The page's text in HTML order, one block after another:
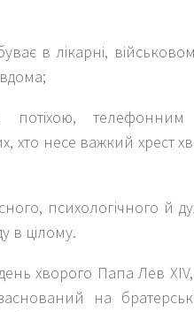
в лікарні,
телефонним
хто несе важкий хрест
психологічного й
в цілому.
хворого Папа Лев
на